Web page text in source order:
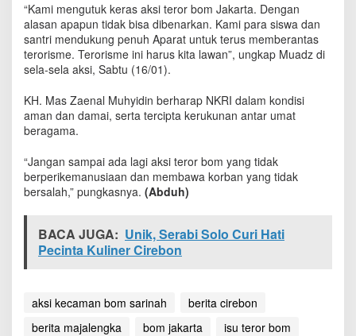
“Kami mengutuk keras aksi teror bom Jakarta. Dengan
alasan apapun tidak bisa dibenarkan. Kami para siswa dan
santri mendukung penuh Aparat untuk terus memberantas
terorisme. Terorisme ini harus kita lawan”, ungkap Muadz di
sela-sela aksi, Sabtu (16/01).
KH. Mas Zaenal Muhyidin berharap NKRI dalam kondisi
aman dan damai, serta tercipta kerukunan antar umat
beragama.
“Jangan sampai ada lagi aksi teror bom yang tidak
berperikemanusiaan dan membawa korban yang tidak
bersalah,” pungkasnya. (Abduh)
BACA JUGA: Unik, Serabi Solo Curi Hati
Pecinta Kuliner Cirebon
aksi kecaman bom sarinah
berita cirebon
berita majalengka
bom jakarta
isu teror bom